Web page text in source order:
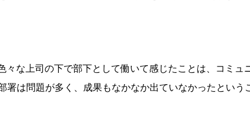
々な上司の下で部下として働いて感じたことは、コミュ
署は問題が多く、成果もなかなか出ていなかったという